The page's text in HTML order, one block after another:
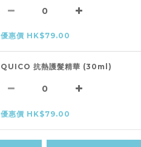
優惠價 HK$79.00
QUICO 抗熱護髮精華 (30ml)
優惠價 HK$79.00